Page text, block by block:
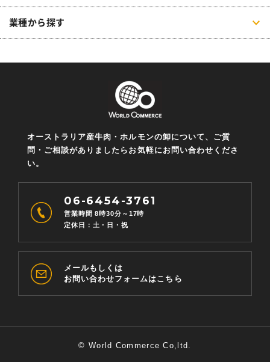
業種から探す
オーストラリア産牛肉・ホルモンの卸について、ご質
問・ご相談がありましたらお気軽にお問い合わせくださ
い。
06-6454-3761
営業時間 8時30分～17時
定休日：土・日・祝
メールもしくは
お問い合わせフォームはこちら
© World Commerce Co,ltd.